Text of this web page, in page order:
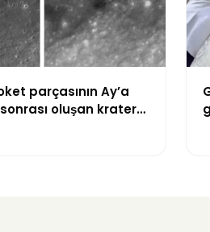
parçasının Ay’a
oluşan krater